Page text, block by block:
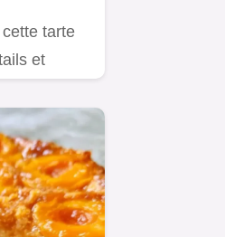
tarte
et